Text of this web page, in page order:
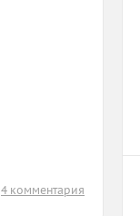
4 комментария